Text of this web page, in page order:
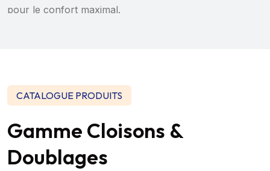
occupants.
CATALOGUE PRODUITS
Gamme Cloisons &
Doublages